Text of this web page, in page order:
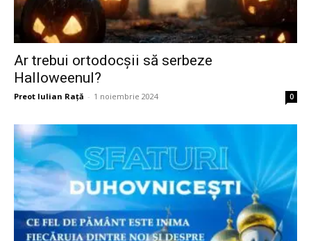
Ar trebui ortodocşii să serbeze
Halloweenul?
Preot Iulian Raţă - 1 noiembrie 2024 0